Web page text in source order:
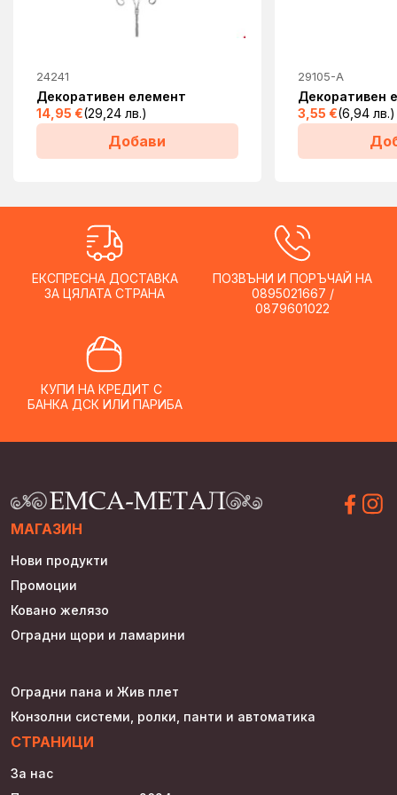
24241
Декоративен елемент
14,95 €(29,24 лв.)
Добави
29105-A
Декоративен
3,55 €(6,94 лв.)
ЕКСПРЕСНА ДОСТАВКА
ЗА ЦЯЛАТА СТРАНА
ПОЗВЪНИ И ПОРЪЧАЙ НА
0895021667 /
0879601022
КУПИ НА КРЕДИТ С
БАНКА ДСК ИЛИ ПАРИБА
МАГАЗИН
Нови продукти
Промоции
Ковано желязо
Оградни щори и ламарини
Оградни пана и Жив плет
Конзолни системи, ролки, панти и автоматика
СТРАНИЦИ
За нас